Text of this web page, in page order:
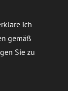
ich
gemäß
Sie zu